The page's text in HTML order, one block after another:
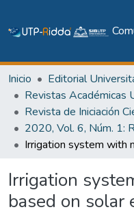
Inicio
Revistas Académicas
Irrigation
based on solar